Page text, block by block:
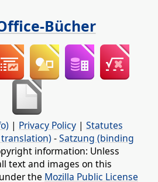
Bücher
| Privacy Policy | Statutes
-Satzung (binding
information: Unless
text and images on this
the Mozilla Public License